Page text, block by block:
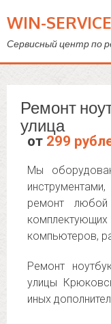
WIN-SERVICE
Сервисный центр по
Ремонт
улица
от 299
Мы
ремонт
компьютеров,
Ремонт
улицы
иных